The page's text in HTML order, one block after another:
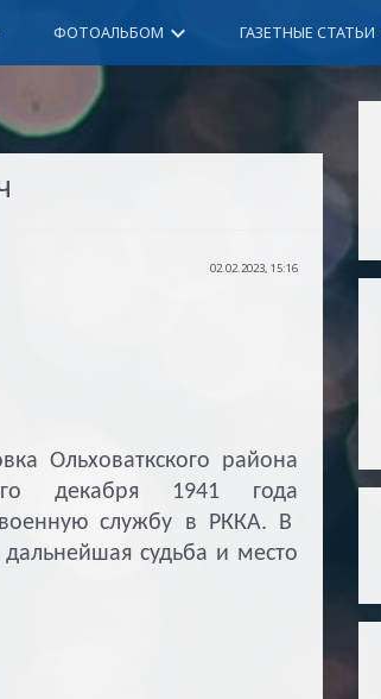
ФОТОАЛЬБОМ keyboard_arrow_down ГАЗЕТНЫЕ СТАТЬИ
02.02.2023, 15:16
Ольховаткского района
декабря 1941 года
службу в РККА. В
судьба и место